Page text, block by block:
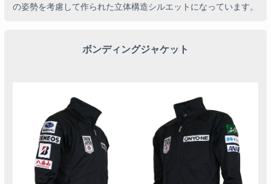
の姿勢を考慮して作られた立体構造シルエットになっています。
ボンディングジャケット